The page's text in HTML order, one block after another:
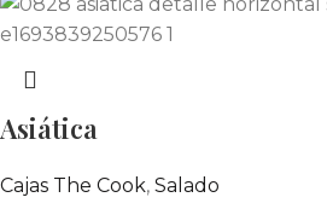
Asiática
Cajas The Cook, Salado